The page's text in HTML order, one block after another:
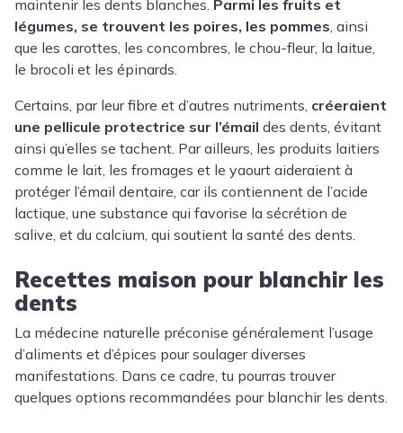
maintenir les dents blanches. Parmi les fruits et
légumes, se trouvent les poires, les pommes , ainsi
que les carottes, les concombres, le chou-fleur, la laitue,
le brocoli et les épinards.
Certains, par leur fibre et d’autres nutriments, créeraient
une pellicule protectrice sur l’émail des dents, évitant
ainsi qu’elles se tachent. Par ailleurs, les produits laitiers
comme le lait, les fromages et le yaourt aideraient à
protéger l’émail dentaire, car ils contiennent de l’acide
lactique, une substance qui favorise la sécrétion de
salive, et du calcium, qui soutient la santé des dents.
Recettes maison pour blanchir les
dents
La médecine naturelle préconise généralement l’usage
d’aliments et d’épices pour soulager diverses
manifestations. Dans ce cadre, tu pourras trouver
quelques options recommandées pour blanchir les dents.